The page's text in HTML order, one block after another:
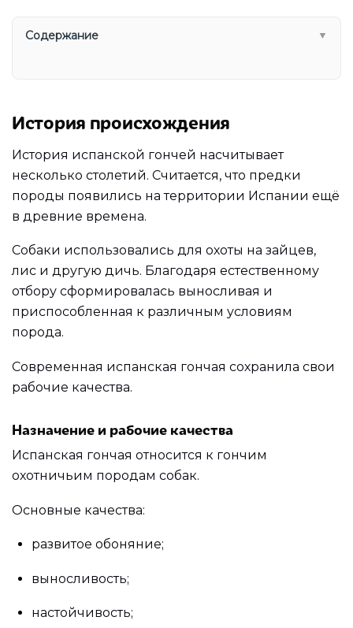
Содержание ▼
История происхождения
История испанской гончей насчитывает
несколько столетий. Считается, что предки
породы появились на территории Испании ещё
в древние времена.
Собаки использовались для охоты на зайцев,
лис и другую дичь. Благодаря естественному
отбору сформировалась выносливая и
приспособленная к различным условиям
порода.
Современная испанская гончая сохранила свои
рабочие качества.
Назначение и рабочие качества
Испанская гончая относится к гончим
охотничьим породам собак.
Основные качества:
развитое обоняние;
выносливость;
настойчивость;